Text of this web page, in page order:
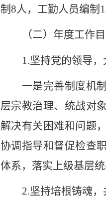
制 8人，工勤人员编制 1
（二）年度工作
1.坚持党的领导，
一是完善制度机
层宗教治理、统战对
解决有关困难和问题
协调指导和督促检查
体系，落实上级基层
2.坚持培根铸魂